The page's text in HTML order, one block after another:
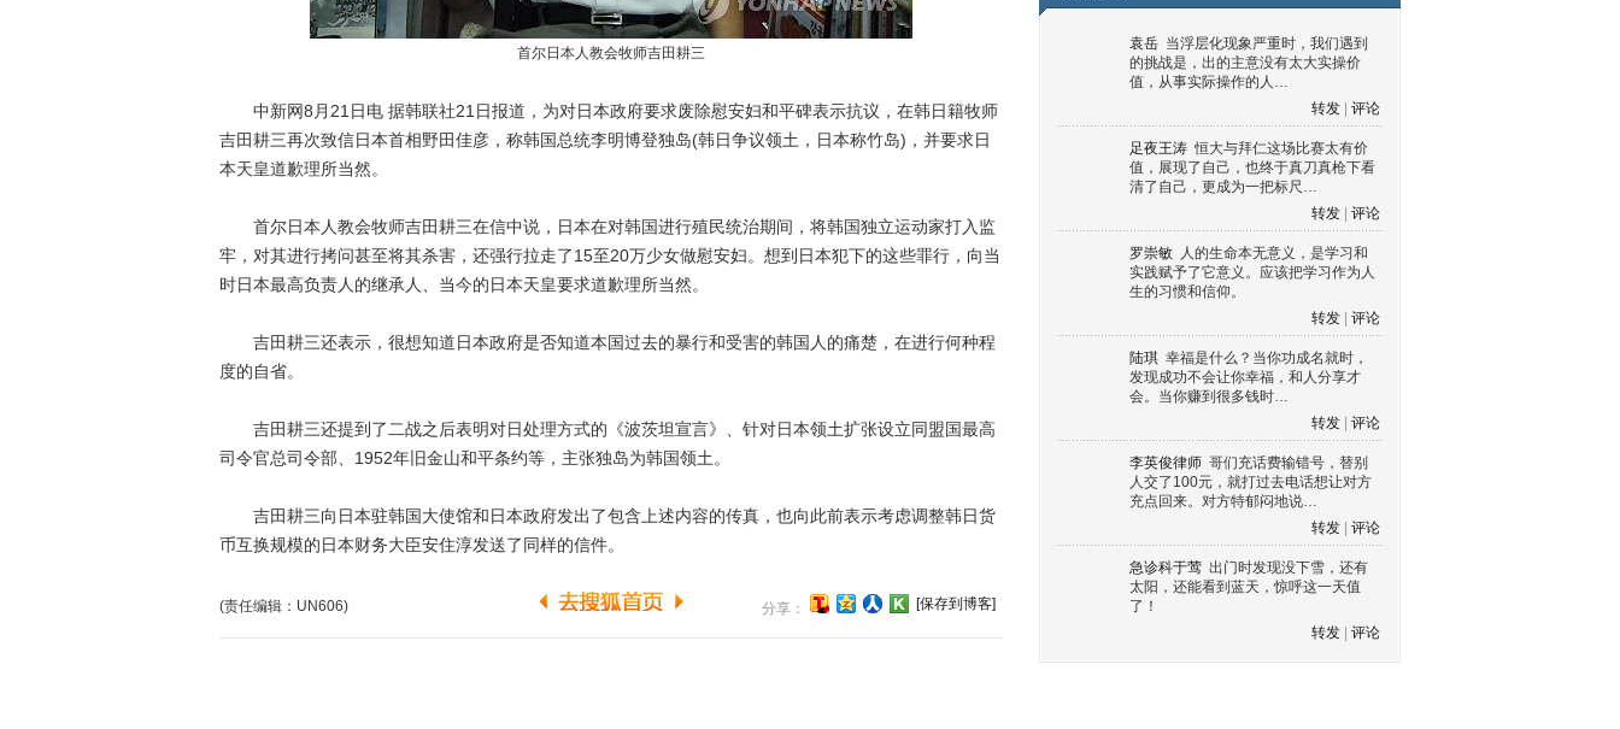
首尔日本人教会牧师吉田耕三
中新网8月21日电 据韩联社21日报道，为对日本政府要求废除慰安妇和平碑表示抗议，在韩日籍牧师
吉田耕三再次致信日本首相野田佳彦，称韩国总统李明博登独岛(韩日争议领土，日本称竹岛)，并要求日
本天皇道歉理所当然。
首尔日本人教会牧师吉田耕三在信中说，日本在对韩国进行殖民统治期间，将韩国独立运动家打入监
牢，对其进行拷问甚至将其杀害，还强行拉走了15至20万少女做慰安妇。想到日本犯下的这些罪行，向当
时日本最高负责人的继承人、当今的日本天皇要求道歉理所当然。
吉田耕三还表示，很想知道日本政府是否知道本国过去的暴行和受害的韩国人的痛楚，在进行何种程
度的自省。
吉田耕三还提到了二战之后表明对日处理方式的《波茨坦宣言》、针对日本领土扩张设立同盟国最高
司令官总司令部、1952年旧金山和平条约等，主张独岛为韩国领土。
吉田耕三向日本驻韩国大使馆和日本政府发出了包含上述内容的传真，也向此前表示考虑调整韩日货
币互换规模的日本财务大臣安住淳发送了同样的信件。
(责任编辑：UN606) 分享： [保存到博客]
袁岳 当浮层化现象严重时，我们遇到
的挑战是，出的主意没有太大实操价
值，从事实际操作的人…
转发
评论
足夜王涛 恒大与拜仁这场比赛太有价
值，展现了自己，也终于真刀真枪下看
清了自己，更成为一把标尺…
转发
评论
罗崇敏 人的生命本无意义，是学习和
实践赋予了它意义。应该把学习作为人
生的习惯和信仰。
转发
评论
陆琪 幸福是什么？当你功成名就时，
发现成功不会让你幸福，和人分享才
会。当你赚到很多钱时…
转发
评论
李英俊律师 哥们充话费输错号，替别
人交了100元，就打过去电话想让对方
充点回来。对方特郁闷地说…
转发
评论
急诊科于莺 出门时发现没下雪，还有
太阳，还能看到蓝天，惊呼这一天值
了！
转发
评论